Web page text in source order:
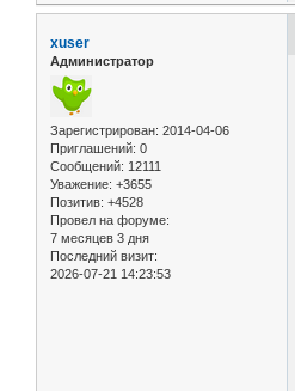
xuser
Администратор
Зарегистрирован: 2014-04-06
Приглашений: 0
Сообщений: 12111
Уважение: +3655
Позитив: +4528
Провел на форуме:
7 месяцев 3 дня
Последний визит:
2026-07-21 14:23:53